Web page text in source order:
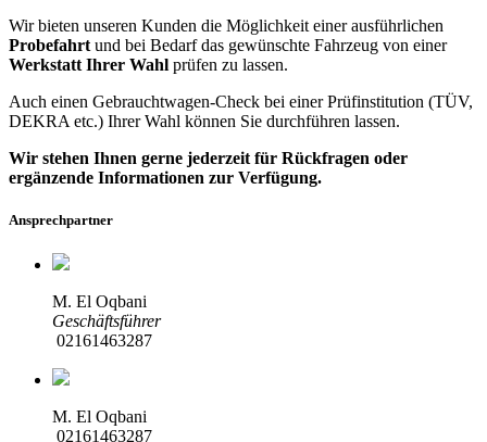
Wir bieten unseren Kunden die Möglichkeit einer ausführlichen
Probefahrt und bei Bedarf das gewünschte Fahrzeug von einer
Werkstatt Ihrer Wahl prüfen zu lassen.
Auch einen Gebrauchtwagen-Check bei einer Prüfinstitution (TÜV,
DEKRA etc.) Ihrer Wahl können Sie durchführen lassen.
Wir stehen Ihnen gerne jederzeit für Rückfragen oder
ergänzende Informationen zur Verfügung.
Ansprechpartner
M. El Oqbani
Geschäftsführer
02161463287
M. El Oqbani
02161463287